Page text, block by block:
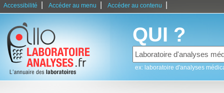
Accessibilité Accéder au menu Accéder au contenu
QUI ?
ex: laboratoire d'analyses